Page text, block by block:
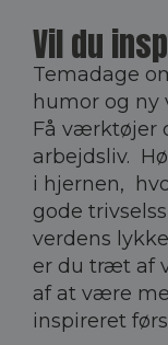
Vil du
Temadage
humor og ny
Få værktøjer
arbejdsliv.
i hjernen,
gode
verdens
er du træt af
af at være
inspireret